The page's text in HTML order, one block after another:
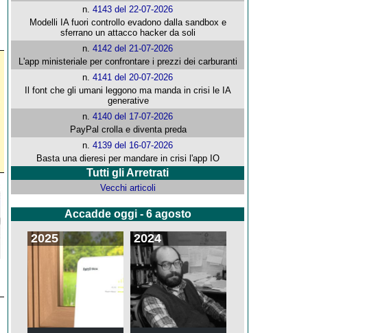
n.4143 del 22-07-2026
Modelli IA fuori controllo evadono dalla sandbox e
sferrano un attacco hacker da soli
n.4142 del 21-07-2026
L'app ministeriale per confrontare i prezzi dei carburanti
n.4141 del 20-07-2026
Il font che gli umani leggono ma manda in crisi le IA
generative
n.4140 del 17-07-2026
PayPal crolla e diventa preda
n.4139 del 16-07-2026
Basta una dieresi per mandare in crisi l'app IO
Tutti gli Arretrati
Vecchi articoli
Accadde oggi - 6 agosto
2025 2024